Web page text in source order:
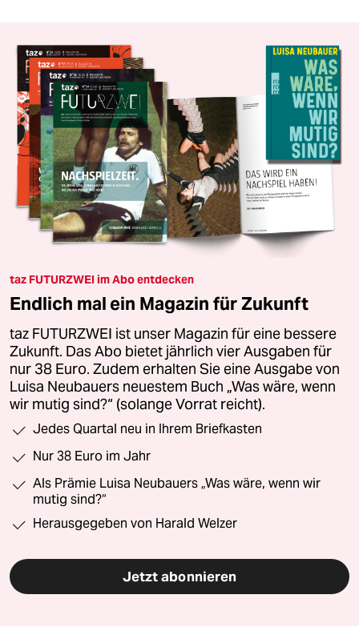
taz FUTURZWEI im Abo entdecken
Endlich mal ein Magazin für Zukunft
taz FUTURZWEI ist unser Magazin für eine bessere
Zukunft. Das Abo bietet jährlich vier Ausgaben für
nur 38 Euro. Zudem erhalten Sie eine Ausgabe von
Luisa Neubauers neuestem Buch „Was wäre, wenn
wir mutig sind?“ (solange Vorrat reicht).
Jedes Quartal neu in Ihrem Briefkasten
Nur 38 Euro im Jahr
Als Prämie Luisa Neubauers „Was wäre, wenn wir
mutig sind?“
Herausgegeben von Harald Welzer
Jetzt abonnieren